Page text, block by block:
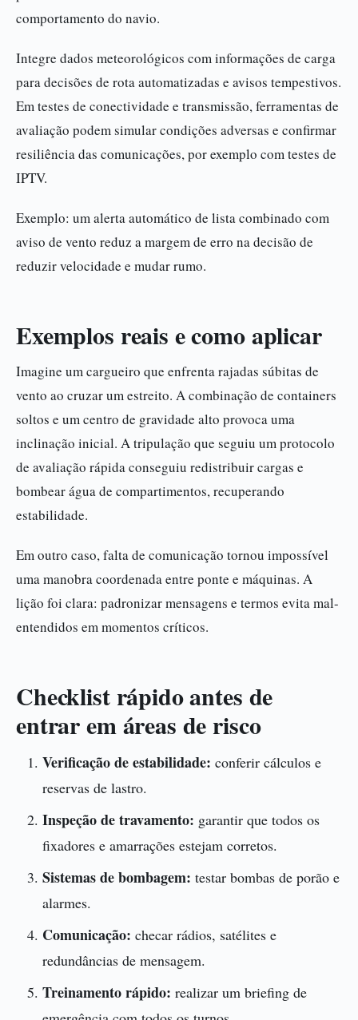
comportamento do navio.
Integre dados meteorológicos com informações de carga
para decisões de rota automatizadas e avisos tempestivos.
Em testes de conectividade e transmissão, ferramentas de
avaliação podem simular condições adversas e confirmar
resiliência das comunicações, por exemplo com testes de
IPTV.
Exemplo: um alerta automático de lista combinado com
aviso de vento reduz a margem de erro na decisão de
reduzir velocidade e mudar rumo.
Exemplos reais e como aplicar
Imagine um cargueiro que enfrenta rajadas súbitas de
vento ao cruzar um estreito. A combinação de containers
soltos e um centro de gravidade alto provoca uma
inclinação inicial. A tripulação que seguiu um protocolo
de avaliação rápida conseguiu redistribuir cargas e
bombear água de compartimentos, recuperando
estabilidade.
Em outro caso, falta de comunicação tornou impossível
uma manobra coordenada entre ponte e máquinas. A
lição foi clara: padronizar mensagens e termos evita mal-
entendidos em momentos críticos.
Checklist rápido antes de
entrar em áreas de risco
Verificação de estabilidade: conferir cálculos e
reservas de lastro.
Inspeção de travamento: garantir que todos os
fixadores e amarrações estejam corretos.
Sistemas de bombagem: testar bombas de porão e
alarmes.
Comunicação: checar rádios, satélites e
redundâncias de mensagem.
Treinamento rápido: realizar um briefing de